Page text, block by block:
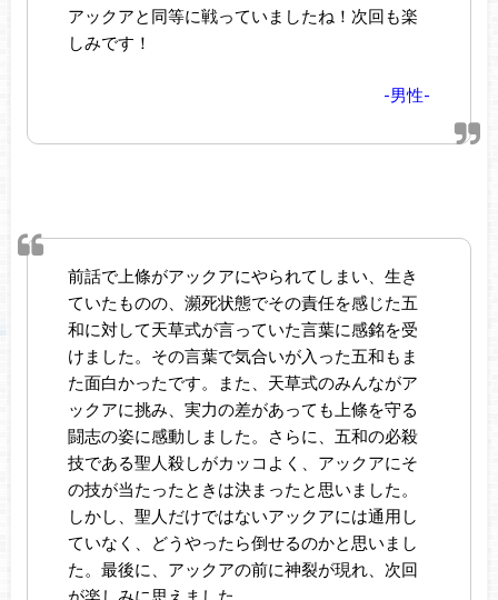
アックアと同等に戦っていましたね！次回も楽
しみです！
-男性-
前話で上條がアックアにやられてしまい、生き
ていたものの、瀕死状態でその責任を感じた五
和に対して天草式が言っていた言葉に感銘を受
けました。その言葉で気合いが入った五和もま
た面白かったです。また、天草式のみんながア
ックアに挑み、実力の差があっても上條を守る
闘志の姿に感動しました。さらに、五和の必殺
技である聖人殺しがカッコよく、アックアにそ
の技が当たったときは決まったと思いました。
しかし、聖人だけではないアックアには通用し
ていなく、どうやったら倒せるのかと思いまし
た。最後に、アックアの前に神裂が現れ、次回
が楽しみに思えました。